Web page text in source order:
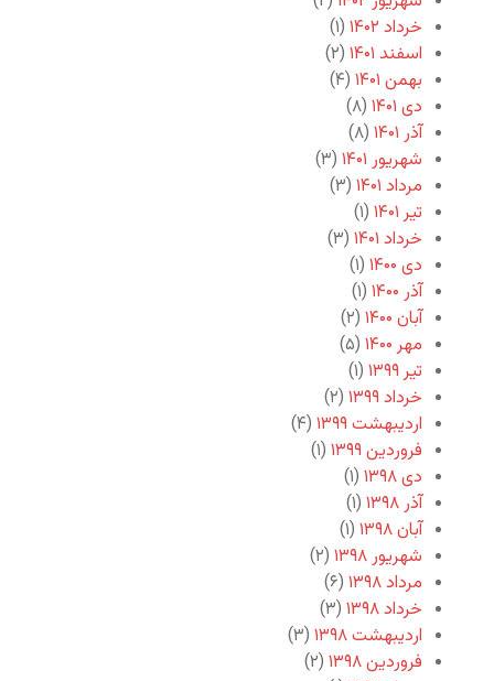
خرداد ۱۴۰۲
(۱)
اسفند ۱۴۰۱
(۲)
بهمن ۱۴۰۱
(۴)
دی ۱۴۰۱
(۸)
آذر ۱۴۰۱
(۸)
شهریور ۱۴۰۱
(۳)
مرداد ۱۴۰۱
(۳)
تیر ۱۴۰۱
(۱)
خرداد ۱۴۰۱
(۳)
دی ۱۴۰۰
(۱)
آذر ۱۴۰۰
(۱)
آبان ۱۴۰۰
(۲)
مهر ۱۴۰۰
(۵)
تیر ۱۳۹۹
(۱)
خرداد ۱۳۹۹
(۲)
اردیبهشت ۱۳۹۹
(۴)
فروردین ۱۳۹۹
(۱)
دی ۱۳۹۸
(۱)
آذر ۱۳۹۸
(۱)
آبان ۱۳۹۸
(۱)
شهریور ۱۳۹۸
(۲)
مرداد ۱۳۹۸
(۶)
خرداد ۱۳۹۸
(۳)
اردیبهشت ۱۳۹۸
(۳)
فروردین ۱۳۹۸
(۲)